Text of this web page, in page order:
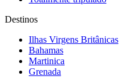
Destinos
Ilhas Virgens Britânicas
Bahamas
Martinica
Grenada